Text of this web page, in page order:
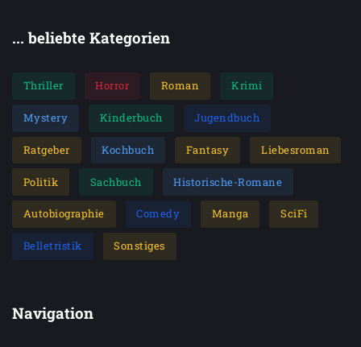
... beliebte Kategorien
Thriller Horror Roman Krimi
Mystery Kinderbuch Jugendbuch
Ratgeber Kochbuch Fantasy Liebesroman
Politik Sachbuch Historische-Romane
Autobiographie Comedy Manga SciFi
Belletristik Sonstiges
Navigation